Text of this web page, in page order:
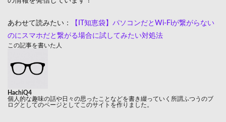
あわせて読みたい：
【IT知恵袋】パソコンだとWi-Fiが繋がらない
のにスマホだと繋がる場合に試してみたい対処法
この記事を書いた人
HachiQ4
個人的な趣味の話や日々の思ったことなどを書き綴っていく所謂ふつうのブ
ログとしてのページとしてこのサイトを作りました。